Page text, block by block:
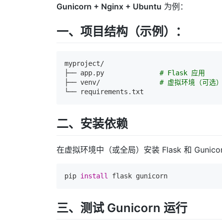
Gunicorn + Nginx + Ubuntu 为例：
一、项目结构（示例）：
myproject/
├── app.py # Flask 应用
├── venv/ # 虚拟环境（可选
二、安装依赖
在虚拟环境中（或全局）安装 Flask 和
pip install flask gunicorn
三、测试 Gunicorn 运行